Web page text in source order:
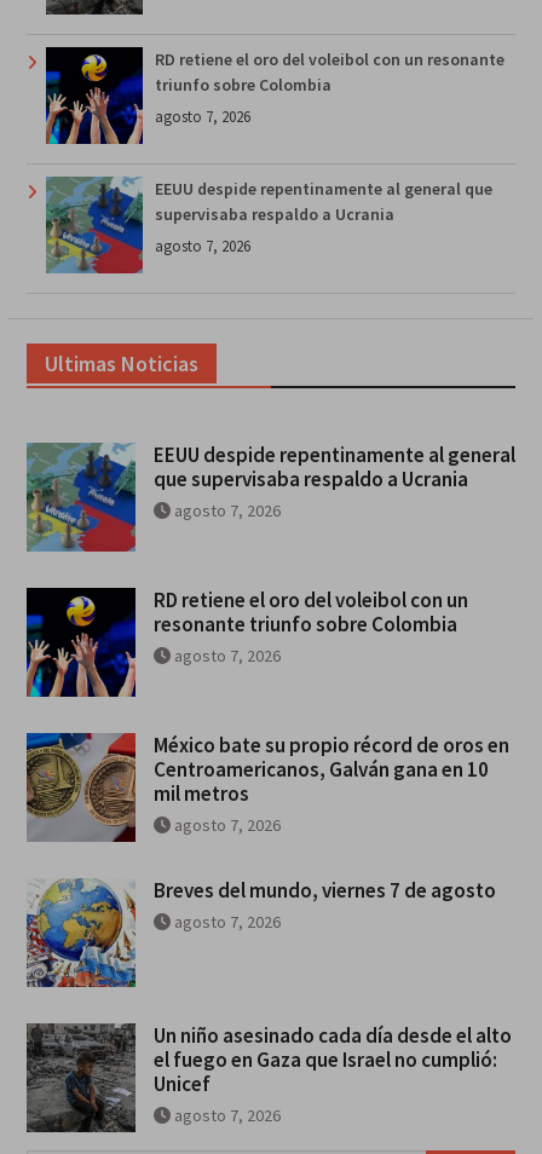
RD retiene el oro del voleibol con un resonante
triunfo sobre Colombia
agosto 7, 2026
EEUU despide repentinamente al general que
supervisaba respaldo a Ucrania
agosto 7, 2026
Ultimas Noticias
EEUU despide repentinamente al general
que supervisaba respaldo a Ucrania
agosto 7, 2026
RD retiene el oro del voleibol con un
resonante triunfo sobre Colombia
agosto 7, 2026
México bate su propio récord de oros en
Centroamericanos, Galván gana en 10
mil metros
agosto 7, 2026
Breves del mundo, viernes 7 de agosto
agosto 7, 2026
Un niño asesinado cada día desde el alto
el fuego en Gaza que Israel no cumplió:
Unicef
agosto 7, 2026